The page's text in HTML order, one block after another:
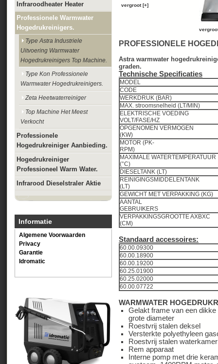
Infraroodheater Heater
Professionele Warmwater
Hogedrukreinigers.
Type Astra Industriele
Uitvoering Warmwater
Hogedrukreinigers Top Machine.
Type Kon Professionele
Warmwater Hogedrukreinigers.
Zeta Heetwaterreiniger
Top Machine Het Meest
Verkocht
Professionele
Hogedrukreiniger Aanbieding.
Hogedrukreiniger
Professioneel Warm Water.
Infrarood Dieselstraler Aktie
Informatie
Algemene Voorwaarden
Privacy
Garantie
Idromatic
vergroot [+]
PROFESSIONELE
Astra warmwater
graden.
Technische Specificaties
MODEL
CODE
WERKDRUK
MAX. stroomsnelheid
ELEKTRISCHE VOEDING
VOLT/FASE/HZ
OPGENOMEN VERMOGEN
(KW)
MOTOR (PK-
RPM)
MAXIMALE WATERTEMPERATUUR
(°C)
DIESELTANK (LT)
REINIGINGSMIDDELENTANK
(LT)
GEWICHT MET
AANTAL
VERPAKKINGSGROOTTE AXBXC
(CM)
Standaard accessoires:
60.00.09300
60.00.18900
60.00.19200
60.25.01900
60.25.02000
60.00.07722
WARMWATER
Gelakt frame van een
grote diameter
Roestvrij stalen deksel
Versterkte polyethyleen
Roestvrij stalen waterkamer
Rem apparaat
Interne pomp met drie